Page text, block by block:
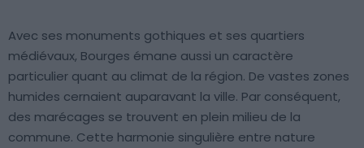
Avec ses monuments gothiques et ses quartiers
médiévaux, Bourges émane aussi un caractère
particulier quant au climat de la région. De vastes zones
humides cernaient auparavant la ville. Par conséquent,
des marécages se trouvent en plein milieu de la
commune. Cette harmonie singulière entre nature